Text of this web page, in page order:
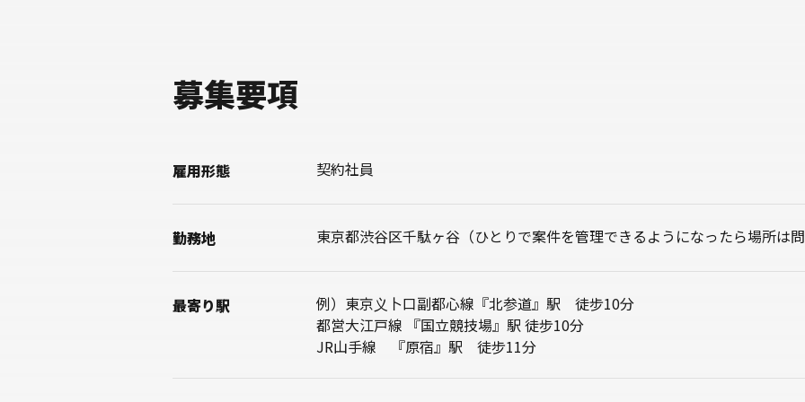
募集要項
雇用形態 契約社員
勤務地 東京都渋谷区千駄ヶ谷（ひとりで案件を管理できるようになったら場所は
最寄り駅
例）東京义卜口副都心線『北参道』駅 徒步10分
都営大江戸線 『国立競技場』駅 徒步10分
JR山手線 『原宿』駅 徒步11分